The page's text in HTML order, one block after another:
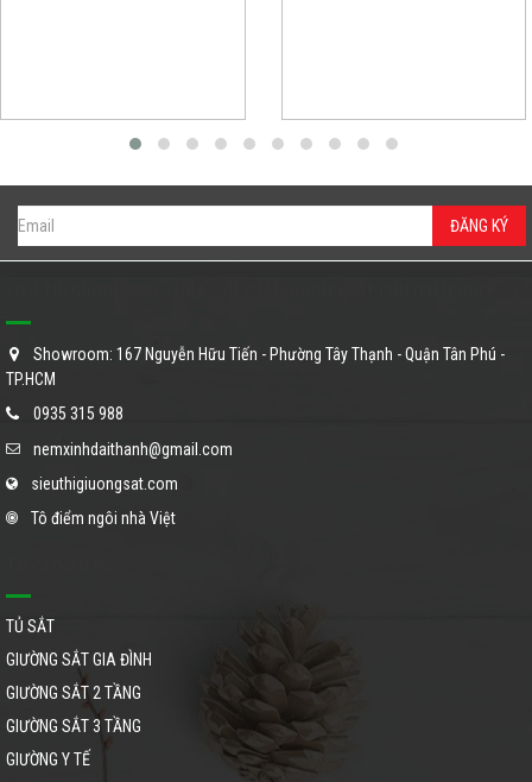
ĐĂNG KÝ
Showroom: 167 Nguyễn Hữu Tiến - Phường Tây Thạnh - Quận Tân Phú -
TP.HCM
0935 315 988
nemxinhdaithanh@gmail.com
sieuthigiuongsat.com
Tô điểm ngôi nhà Việt
TỦ SẮT
GIƯỜNG SẮT GIA ĐÌNH
GIƯỜNG SẮT 2 TẦNG
GIƯỜNG SẮT 3 TẦNG
GIƯỜNG Y TẾ